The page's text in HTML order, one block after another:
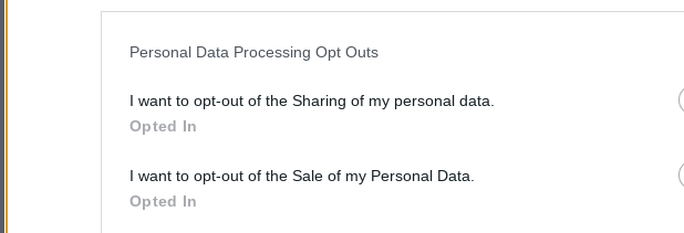
Personal Data Processing Opt Outs
I want to opt-out of the Sharing of my personal data.
Opted In
I want to opt-out of the Sale of my Personal Data.
Opted In
Az új adások hétköznap esténként 19:55-től kezdődnek.
őszén?